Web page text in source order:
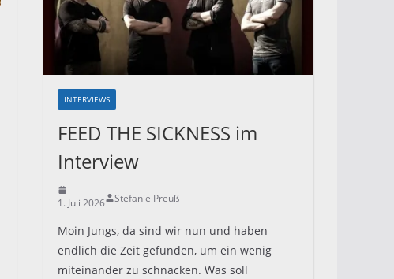
INTERVIEWS
FEED THE SICKNESS im
Interview
1. Juli 2026 Stefanie Preuß
Moin Jungs, da sind wir nun und haben
endlich die Zeit gefunden, um ein wenig
miteinander zu schnacken. Was soll